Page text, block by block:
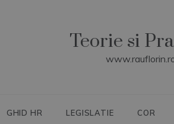
Teorie si
GHID HR LEGISLATIE COR